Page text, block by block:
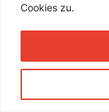
Cookies zu.